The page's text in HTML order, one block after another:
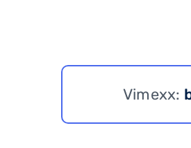
Vimexx: